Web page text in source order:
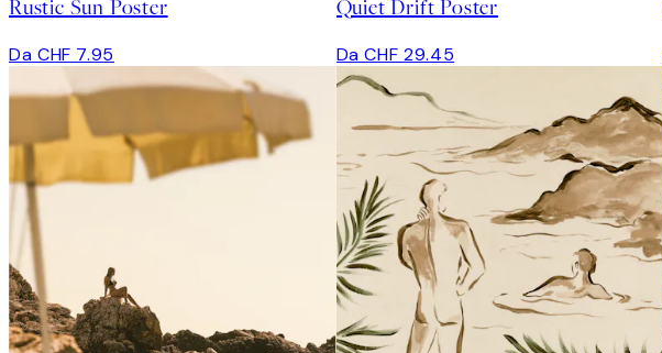
Rustic Sun Poster
Da CHF 7.95
Quiet Drift Poster
Da CHF 29.45